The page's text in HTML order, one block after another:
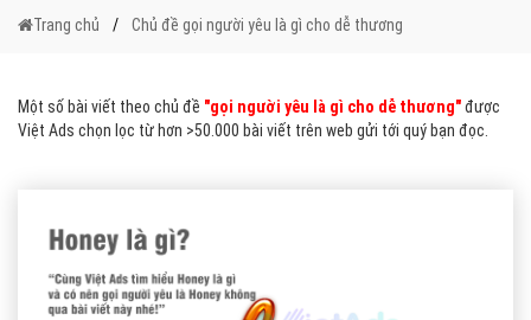
Trang chủ Chủ đề gọi người yêu là gì cho dễ thương
Một số bài viết theo chủ đề "gọi người yêu là gì cho dễ thương"được
Việt Ads chọn lọc từ hơn >50.000 bài viết trên web gửi tới quý bạn đọc.